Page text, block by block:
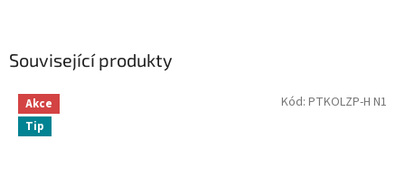
Související produkty
Akce
Tip
Kód: PTKOLZP-H N1